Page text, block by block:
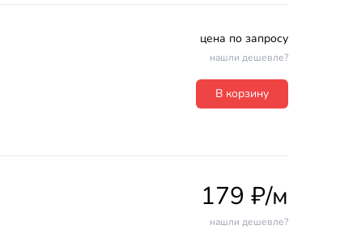
цена по запросу
нашли дешевле?
В корзину
179 ₽/м
нашли дешевле?